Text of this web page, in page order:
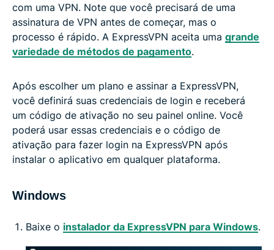
com uma VPN. Note que você precisará de uma
assinatura de VPN antes de começar, mas o
processo é rápido. A ExpressVPN aceita uma grande
variedade de métodos de pagamento.
Após escolher um plano e assinar a ExpressVPN,
você definirá suas credenciais de login e receberá
um código de ativação no seu painel online. Você
poderá usar essas credenciais e o código de
ativação para fazer login na ExpressVPN após
instalar o aplicativo em qualquer plataforma.
Windows
Baixe o instalador da ExpressVPN para Windows.